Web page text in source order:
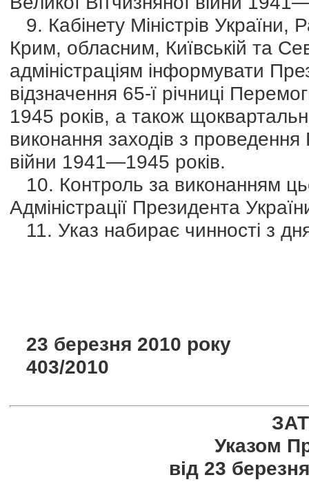
9. Кабінету Міністрів України,
Крим, обласним, Київській та
адміністраціям інформувати
відзначення 65-ї річниці
1945 років, а також
виконання заходів з проведення
війни 1941—1945 років.
10. Контроль за виконанням
Адміністрації Президента
11. Указ набирає чинності з
23 березня 2010 року
403/2010
Указом
від 23